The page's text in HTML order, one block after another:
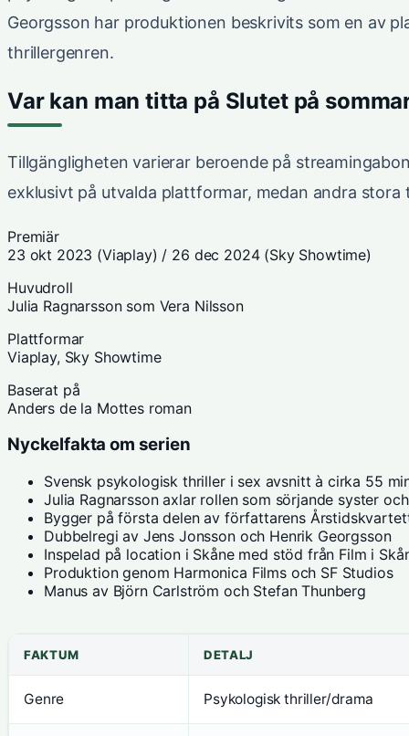
Georgsson har produktionen beskrivits som en av
thrillergenren.
Var kan man titta på Slutet på
Tillgängligheten varierar beroende på
exklusivt på utvalda plattformar, medan andra
Premiär
23 okt 2023 (Viaplay) / 26 dec 2024 (Sky Showtime)
Huvudroll
Julia Ragnarsson som Vera Nilsson
Plattformar
Viaplay, Sky Showtime
Baserat på
Anders de la Mottes roman
Nyckelfakta om serien
Svensk psykologisk thriller i sex avsnitt à cirka 55
Julia Ragnarsson axlar rollen som sörjande syster
Bygger på första delen av författarens
Dubbelregi av Jens Jonsson och Henrik Georgsson
Inspelad på location i Skåne med stöd från Film i
Produktion genom Harmonica Films och SF Studios
Manus av Björn Carlström och Stefan Thunberg
FAKTUM DETALJ
Genre Psykologisk thriller/drama